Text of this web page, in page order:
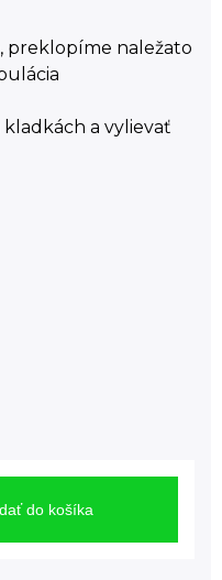
preklopíme naležato
a vylievať
do košíka